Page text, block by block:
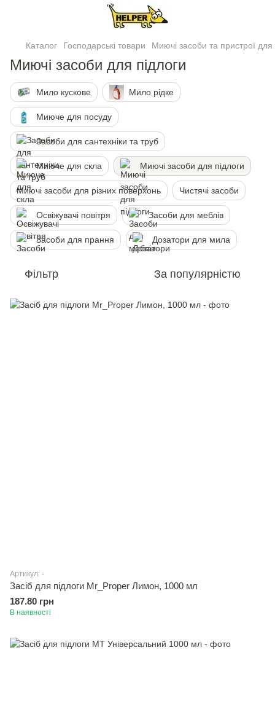
Каталог Господарські товари Миючі засоби та пристрої для
Миючi засоби для пiдлоги
Мило кускове Мило рiдке
Миюче для посуду
Засоби для сантехніки та труб
Миюче для скла Миючi засоби для пiдлоги
Миючі засоби для різних поверхонь Чистячi засоби
Освiжувачi повiтря Засоби для меблiв
Засоби для прання Дозатори для мила
Фільтр За популярністю
Артикул: -
Засiб для підлоги Mr_Proper Лимон, 1000 мл
187.80 грн
В наявності